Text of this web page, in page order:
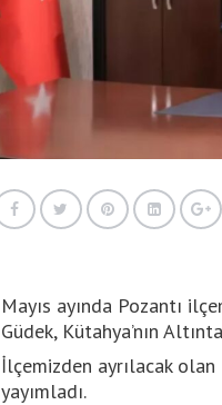
Mayıs ayında Pozantı
Güdek, Kütahya’nın
İlçemizden ayrılacak olan
yayımladı.